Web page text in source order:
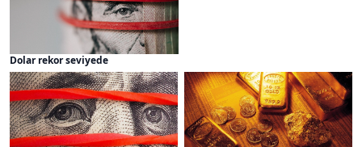
Dolar rekor seviyede